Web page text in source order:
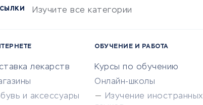
Изучите все категории
лекарств
и аксессуары
ОБУЧЕНИЕ И РАБОТА
Курсы по обучению
Онлайн-школы
Изучение иностранных